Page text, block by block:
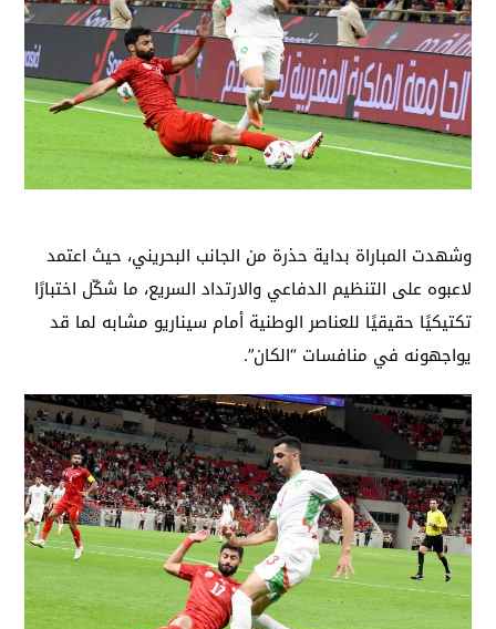
وشهدت المباراة بداية حذرة من الجانب البحريني، حيث اعتمد
لاعبوه على التنظيم الدفاعي والارتداد السريع، ما شكّل اختبارًا
تكتيكيًا حقيقيًا للعناصر الوطنية أمام سيناريو مشابه لما قد
يواجهونه في منافسات “الكان”.